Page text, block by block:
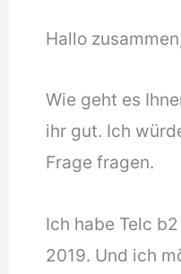
Hallo
Wie geht es
ihr gut. Ich
Frage fragen.
Ich habe Telc
2019. Und ich